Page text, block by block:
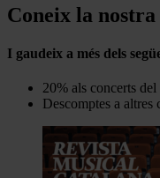
Coneix la
I gaudeix a més dels
20% als concerts
Descomptes a altres